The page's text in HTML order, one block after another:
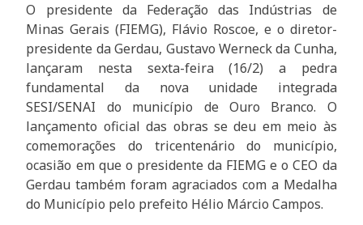
O presidente da Federação das Indústrias de
Minas Gerais (FIEMG), Flávio Roscoe, e o diretor-
presidente da Gerdau, Gustavo Werneck da Cunha,
lançaram nesta sexta-feira (16/2) a pedra
fundamental da nova unidade integrada
SESI/SENAI do município de Ouro Branco. O
lançamento oficial das obras se deu em meio às
comemorações do tricentenário do município,
ocasião em que o presidente da FIEMG e o CEO da
Gerdau também foram agraciados com a Medalha
do Município pelo prefeito Hélio Márcio Campos.